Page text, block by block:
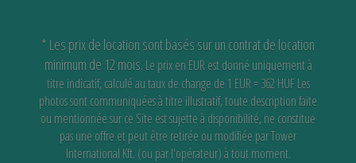
* Les prix de location sont basés sur un contrat de location
minimum de 12 mois. Le prix en EUR est donné uniquement à
titre indicatif, calculé au taux de change de 1 EUR = 362 HUFLes
photos sont communiquées à titre illustratif, toute description faite
ou mentionnée sur ce Site est sujette à disponibilité,ne constitue
pas une offre et peut être retirée ou modifiée par Tower
International Kft. (ou par l'opérateur) à tout moment.